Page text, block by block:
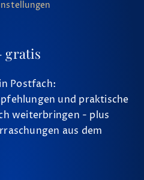
gratis
Postfach:
und praktische
weiterbringen - plus
aus dem